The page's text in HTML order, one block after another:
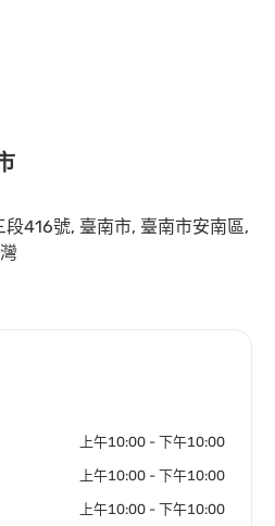
416號, 臺南市, 臺南市安南區,
上午10:00 - 下午10:00
上午10:00 - 下午10:00
上午10:00 - 下午10:00